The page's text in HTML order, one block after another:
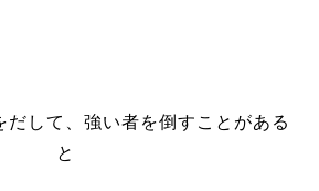
だして、強い者を倒すことがある
と